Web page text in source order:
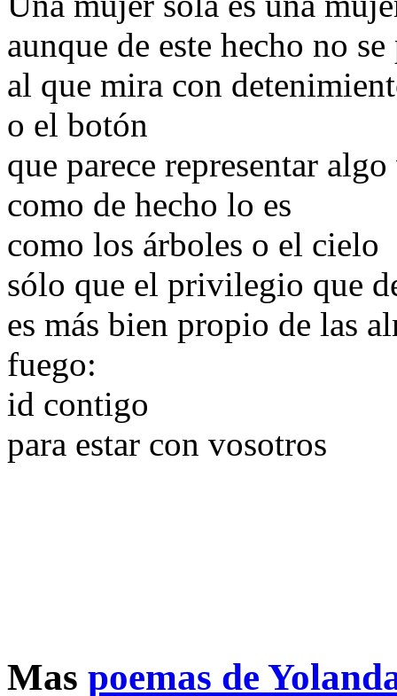
aunque de este hecho no
al que mira con
o el botón
que parece representar
como de hecho lo es
como los árboles o el cielo
sólo que el privilegio que
es más bien propio de las
fuego:
id contigo
para estar con vosotros
Mas poemas de